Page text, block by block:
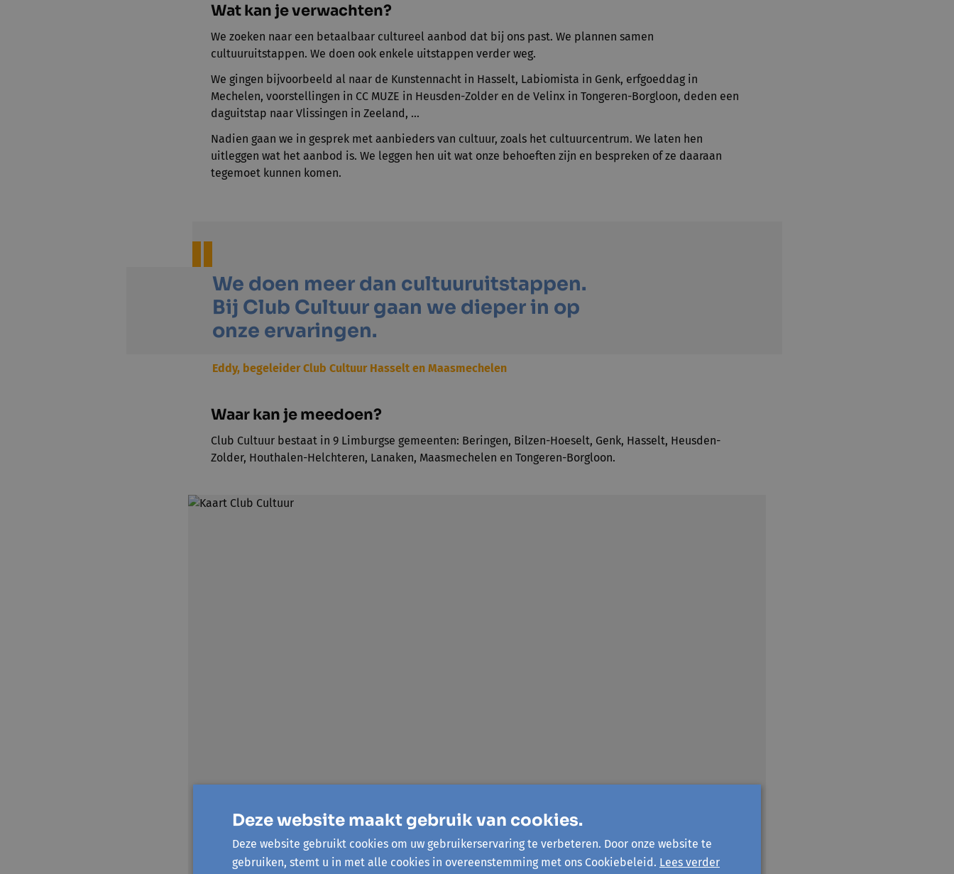
Wat kan je verwachten?
We zoeken naar een betaalbaar cultureel aanbod dat bij ons past. We plannen samen
cultuuruitstappen. We doen ook enkele uitstappen verder weg.
We gingen bijvoorbeeld al naar de Kunstennacht in Hasselt, Labiomista in Genk, erfgoeddag in
Mechelen, voorstellingen in CC MUZE in Heusden-Zolder en de Velinx in Tongeren-Borgloon, deden een
daguitstap naar Vlissingen in Zeeland, ...
Nadien gaan we in gesprek met aanbieders van cultuur, zoals het cultuurcentrum. We laten hen
uitleggen wat het aanbod is. We leggen hen uit wat onze behoeften zijn en bespreken of ze daaraan
tegemoet kunnen komen.
We doen meer dan cultuuruitstappen.
Bij Club Cultuur gaan we dieper in op
onze ervaringen.
Eddy, begeleider Club Cultuur Hasselt en Maasmechelen
Waar kan je meedoen?
Club Cultuur bestaat in 9 Limburgse gemeenten: Beringen, Bilzen-Hoeselt, Genk, Hasselt, Heusden-
Zolder, Houthalen-Helchteren, Lanaken, Maasmechelen en Tongeren-Borgloon.
Deze website maakt gebruik van cookies.
Deze website gebruikt cookies om uw gebruikerservaring te verbeteren. Door onze website te
gebruiken, stemt u in met alle cookies in overeenstemming met ons Cookiebeleid. Lees verder